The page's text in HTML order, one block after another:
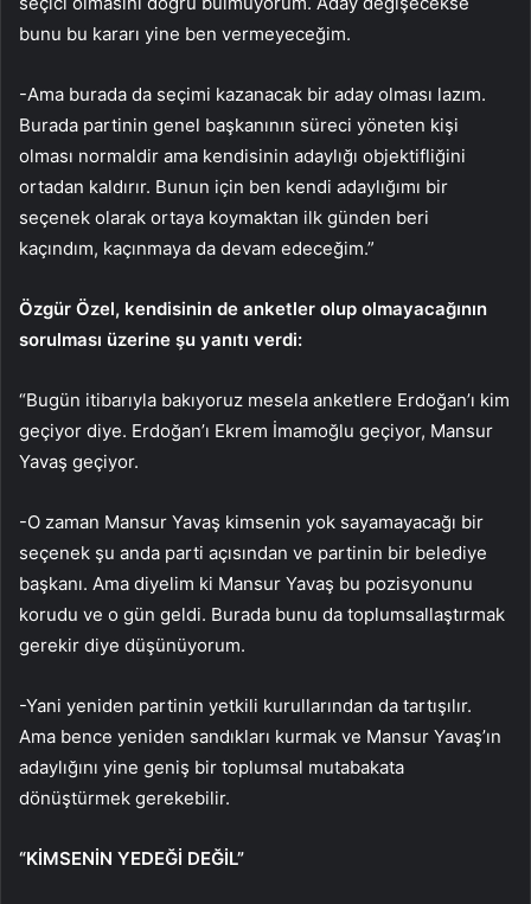
bunu bu kararı yine ben vermeyeceğim.
-Ama burada da seçimi kazanacak bir aday olması lazım.
Burada partinin genel başkanının süreci yöneten kişi
olması normaldir ama kendisinin adaylığı objektifliğini
ortadan kaldırır. Bunun için ben kendi adaylığımı bir
seçenek olarak ortaya koymaktan ilk günden beri
kaçındım, kaçınmaya da devam edeceğim.”
Özgür Özel, kendisinin de anketler olup olmayacağının
sorulması üzerine şu yanıtı verdi:
“Bugün itibarıyla bakıyoruz mesela anketlere Erdoğan’ı kim
geçiyor diye. Erdoğan’ı Ekrem İmamoğlu geçiyor, Mansur
Yavaş geçiyor.
-O zaman Mansur Yavaş kimsenin yok sayamayacağı bir
seçenek şu anda parti açısından ve partinin bir belediye
başkanı. Ama diyelim ki Mansur Yavaş bu pozisyonunu
korudu ve o gün geldi. Burada bunu da toplumsallaştırmak
gerekir diye düşünüyorum.
-Yani yeniden partinin yetkili kurullarından da tartışılır.
Ama bence yeniden sandıkları kurmak ve Mansur Yavaş’ın
adaylığını yine geniş bir toplumsal mutabakata
dönüştürmek gerekebilir.
“KİMSENİN YEDEĞİ DEĞİL”